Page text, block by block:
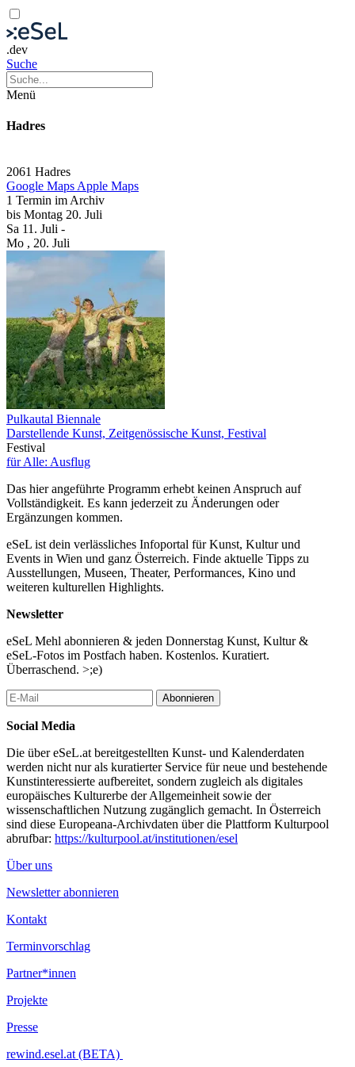
.dev
Suche
Menü
Hadres
2061 Hadres
Google Maps Apple Maps
1 Termin im Archiv
bis Montag 20. Juli
Sa 11. Juli -
Mo , 20. Juli
Pulkautal Biennale
Darstellende Kunst, Zeitgenössische Kunst, Festival
Festival
für Alle: Ausflug
Das hier angeführte Programm erhebt keinen Anspruch auf
Vollständigkeit. Es kann jederzeit zu Änderungen oder
Ergänzungen kommen.
eSeL ist dein verlässliches Infoportal für Kunst, Kultur und
Events in Wien und ganz Österreich. Finde aktuelle Tipps zu
Ausstellungen, Museen, Theater, Performances, Kino und
weiteren kulturellen Highlights.
Newsletter
eSeL Mehl abonnieren & jeden Donnerstag Kunst, Kultur &
eSeL-Fotos im Postfach haben. Kostenlos. Kuratiert.
Überraschend. >;e)
Abonnieren
Social Media
Die über eSeL.at bereitgestellten Kunst- und Kalenderdaten
werden nicht nur als kuratierter Service für neue und bestehende
Kunstinteressierte aufbereitet, sondern zugleich als digitales
europäisches Kulturerbe der Allgemeinheit sowie der
wissenschaftlichen Nutzung zugänglich gemacht. In Österreich
sind diese Europeana-Archivdaten über die Plattform Kulturpool
abrufbar: https://kulturpool.at/institutionen/esel
Über uns
Newsletter abonnieren
Kontakt
Terminvorschlag
Partner*innen
Projekte
Presse
rewind.esel.at (BETA)